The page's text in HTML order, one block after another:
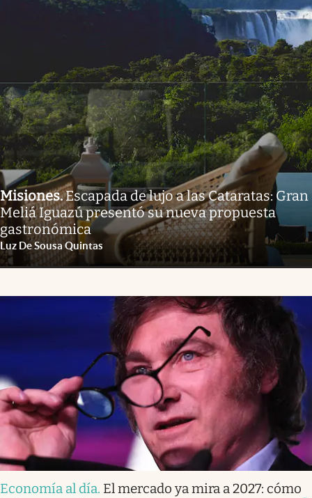
Misiones.Escapada de lujo a las Cataratas: Gran
Meliá Iguazú presentó su nueva propuesta
gastronómica
Luz De Sousa Quintas
Economía al día. El mercado ya mira a 2027: cómo